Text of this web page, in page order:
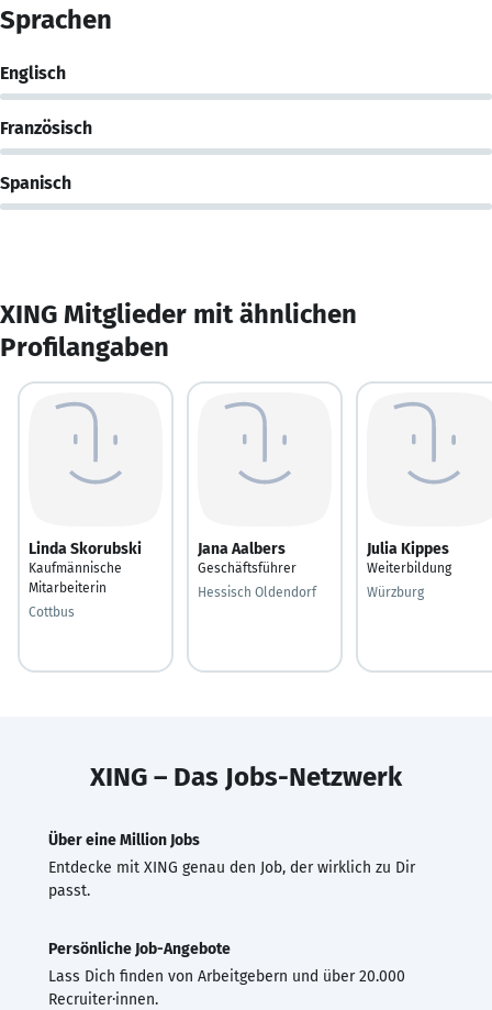
Sprachen
Englisch
Französisch
Spanisch
XING Mitglieder mit ähnlichen
Profilangaben
Linda Skorubski
Kaufmännische
Mitarbeiterin
Cottbus
Jana Aalbers
Geschäftsführer
Hessisch Oldendorf
Julia Kippes
Weiterbildung
Würzburg
XING – Das Jobs-Netzwerk
Über eine Million Jobs
Entdecke mit XING genau den Job, der wirklich zu Dir
passt.
Persönliche Job-Angebote
Lass Dich finden von Arbeitgebern und über 20.000
Recruiter·innen.